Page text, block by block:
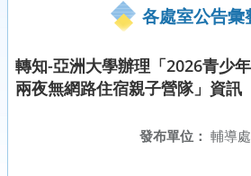
各處室公告彙
轉知-亞洲大學辦理「2026青少
兩夜無網路住宿親子營隊」資訊
發布單位： 輔導處